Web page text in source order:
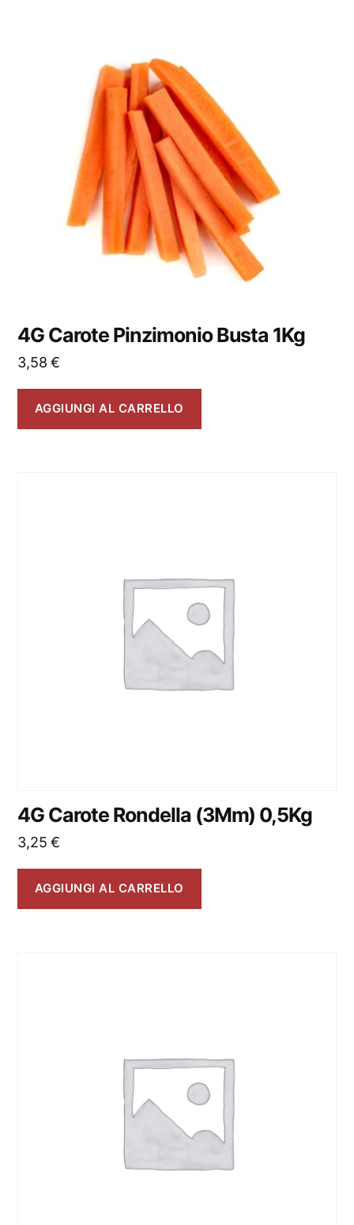
4G Carote Pinzimonio Busta 1Kg
3,58€
AGGIUNGI AL CARRELLO
4G Carote Rondella (3Mm) 0,5Kg
3,25€
AGGIUNGI AL CARRELLO